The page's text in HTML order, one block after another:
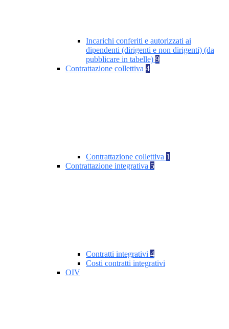
Incarichi conferiti e autorizzati ai
dipendenti (dirigenti e non dirigenti) (da
pubblicare in tabelle) 9
Contrattazione collettiva 4
Contrattazione collettiva 1
Contrattazione integrativa 5
Contratti integrativi 4
Costi contratti integrativi
OIV